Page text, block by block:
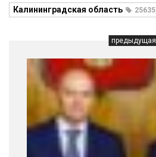
Калининградская область 25635
предыдущая